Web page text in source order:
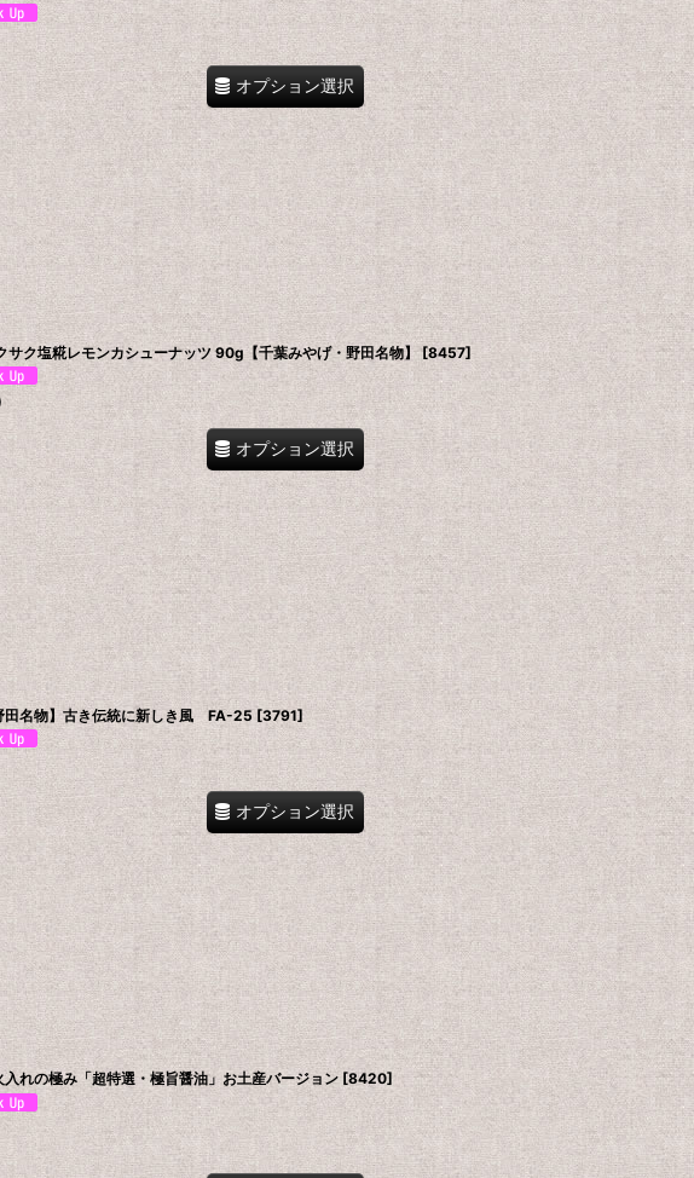
オプション選択
サク塩糀レモンカシューナッツ 90g【千葉みやげ・野田名物】 [8457]
オプション選択
田名物】古き伝統に新しき風 FA-25 [3791]
オプション選択
入れの極み「超特選・極旨醤油」お土産バージョン [8420]